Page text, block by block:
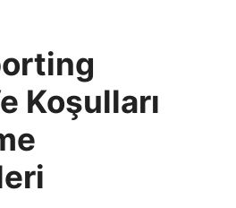
Koşulları